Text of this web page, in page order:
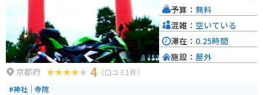
京都府 4 （口コミ1件）
#神社｜寺院
予算： 無料
混雑： 空いている
滞在： 0.25時間
施設： 屋外